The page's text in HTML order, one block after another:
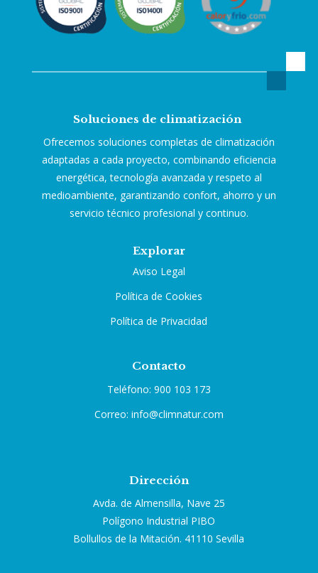
Soluciones de climatización
Ofrecemos soluciones completas de climatización
adaptadas a cada proyecto, combinando eficiencia
energética, tecnología avanzada y respeto al
medioambiente, garantizando confort, ahorro y un
servicio técnico profesional y continuo.
Explorar
Aviso Legal
Política de Cookies
Política de Privacidad
Contacto
Teléfono: 900 103 173
Correo: info@climnatur.com
Dirección
Avda. de Almensilla, Nave 25
Polígono Industrial PIBO
Bollullos de la Mitación. 41110 Sevilla